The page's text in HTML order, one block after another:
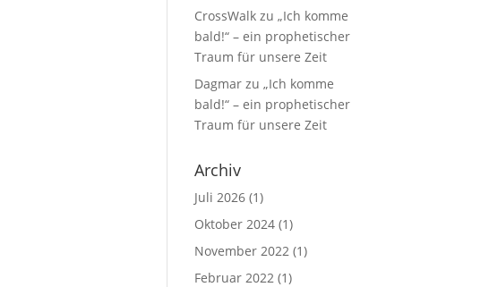
CrossWalk zu„Ich komme
bald!“ – ein prophetischer
Traum für unsere Zeit
Dagmar zu„Ich komme
bald!“ – ein prophetischer
Traum für unsere Zeit
Archiv
Juli 2026 (1)
Oktober 2024 (1)
November 2022 (1)
Februar 2022 (1)